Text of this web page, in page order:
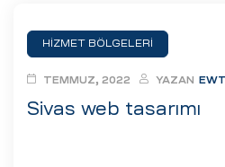
HİZMET BÖLGELERİ
Sivas web tasarımı
TEMMUZ, 2022 YAZAN EWT